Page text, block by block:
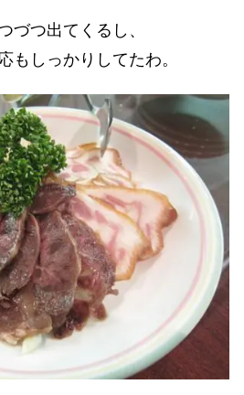
づつ出てくるし、
もしっかりしてたわ。